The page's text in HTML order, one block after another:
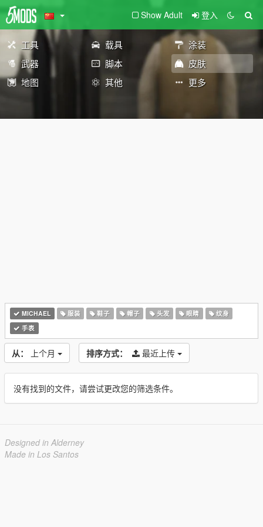
Show Adult 登入
工具 载具
涂装
武器
脚本
皮肤
地图
其他 更多
MICHAEL 服装 鞋子 帽子 头发 眼睛
纹身
手表
从： 上个月 排序方式： 最近上传
没有找到的文件，请尝试更改您的筛选条件。
Designed in Alderney
Made in Los Santos